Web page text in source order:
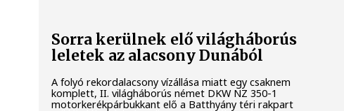
Sorra kerülnek elő világháborús
leletek az alacsony Dunából
A folyó rekordalacsony vízállása miatt egy csaknem
komplett, II. világháborús német DKW NZ 350-1
motorkerékpárbukkant elő a Batthyány téri rakpart